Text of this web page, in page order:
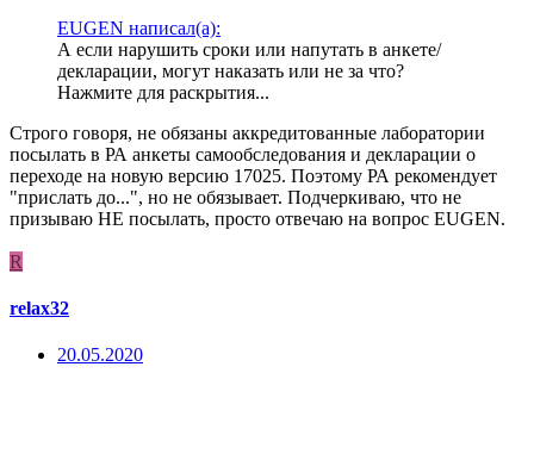
EUGEN написал(а):
А если нарушить сроки или напутать в анкете/
декларации, могут наказать или не за что?
Нажмите для раскрытия...
Строго говоря, не обязаны аккредитованные лаборатории
посылать в РА анкеты самообследования и декларации о
переходе на новую версию 17025. Поэтому РА рекомендует
"прислать до...", но не обязывает. Подчеркиваю, что не
призываю НЕ посылать, просто отвечаю на вопрос EUGEN.
R
relax32
20.05.2020